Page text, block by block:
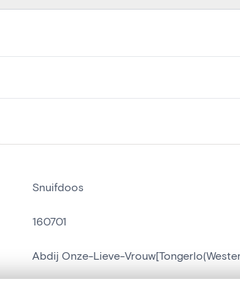
Snuifdoos
160701
Abdij Onze-Lieve-